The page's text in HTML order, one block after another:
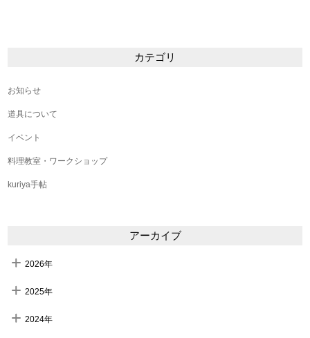
カテゴリ
お知らせ
道具について
イベント
料理教室・ワークショップ
kuriya手帖
アーカイブ
2026年
2025年
2024年